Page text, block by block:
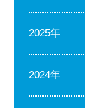
2025年
2024年